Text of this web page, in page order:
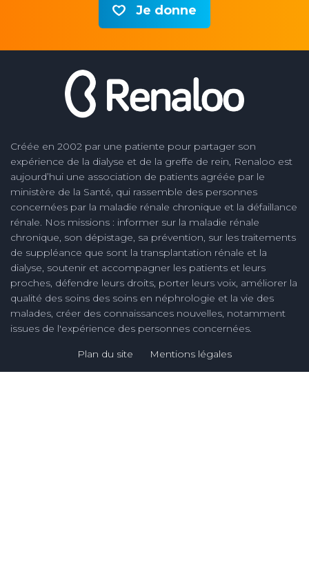
Je donne
Créée en 2002 par une patiente pour partager son
expérience de la dialyse et de la greffe de rein, Renaloo est
aujourd’hui une association de patients agréée par le
ministère de la Santé, qui rassemble des personnes
concernées par la maladie rénale chronique et la défaillance
rénale. Nos missions : informer sur la maladie rénale
chronique, son dépistage, sa prévention, sur les traitements
de suppléance que sont la transplantation rénale et la
dialyse, soutenir et accompagner les patients et leurs
proches, défendre leurs droits, porter leurs voix, améliorer la
qualité des soins des soins en néphrologie et la vie des
malades, créer des connaissances nouvelles, notamment
issues de l'expérience des personnes concernées.
Plan du site Mentions légales